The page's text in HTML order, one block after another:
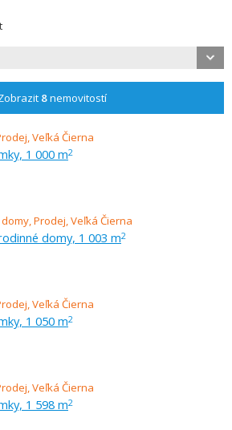
8nemovitostí
1 000 m2
domy, 1 003 m2
1 050 m2
1 598 m2